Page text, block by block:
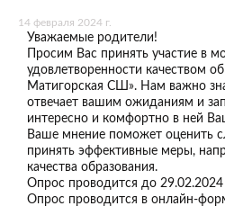
14 февраля 2024 г.
Уважаемые родители!
Просим Вас принять участие в
удовлетворенности качеством
Матигорская СШ». Нам важно
отвечает вашим ожиданиям и
интересно и комфортно в ней
Ваше мнение поможет оценить
принять эффективные меры,
качества образования.
Опрос проводится до
Опрос проводится в онлайн-